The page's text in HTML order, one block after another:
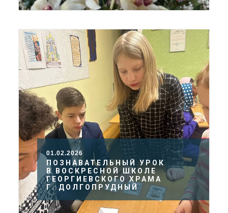
01.02.2026
ПОЗНАВАТЕЛЬНЫЙ УРОК
В ВОСКРЕСНОЙ ШКОЛЕ
ГЕОРГИЕВСКОГО ХРАМА
Г. ДОЛГОПРУДНЫЙ